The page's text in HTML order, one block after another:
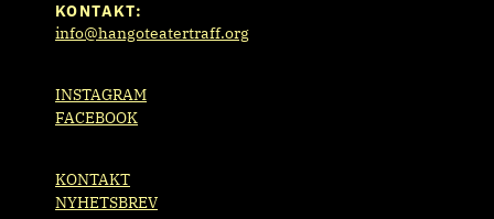
KONTAKT:
info@hangoteatertraff.org
INSTAGRAM
FACEBOOK
KONTAKT
NYHETSBREV